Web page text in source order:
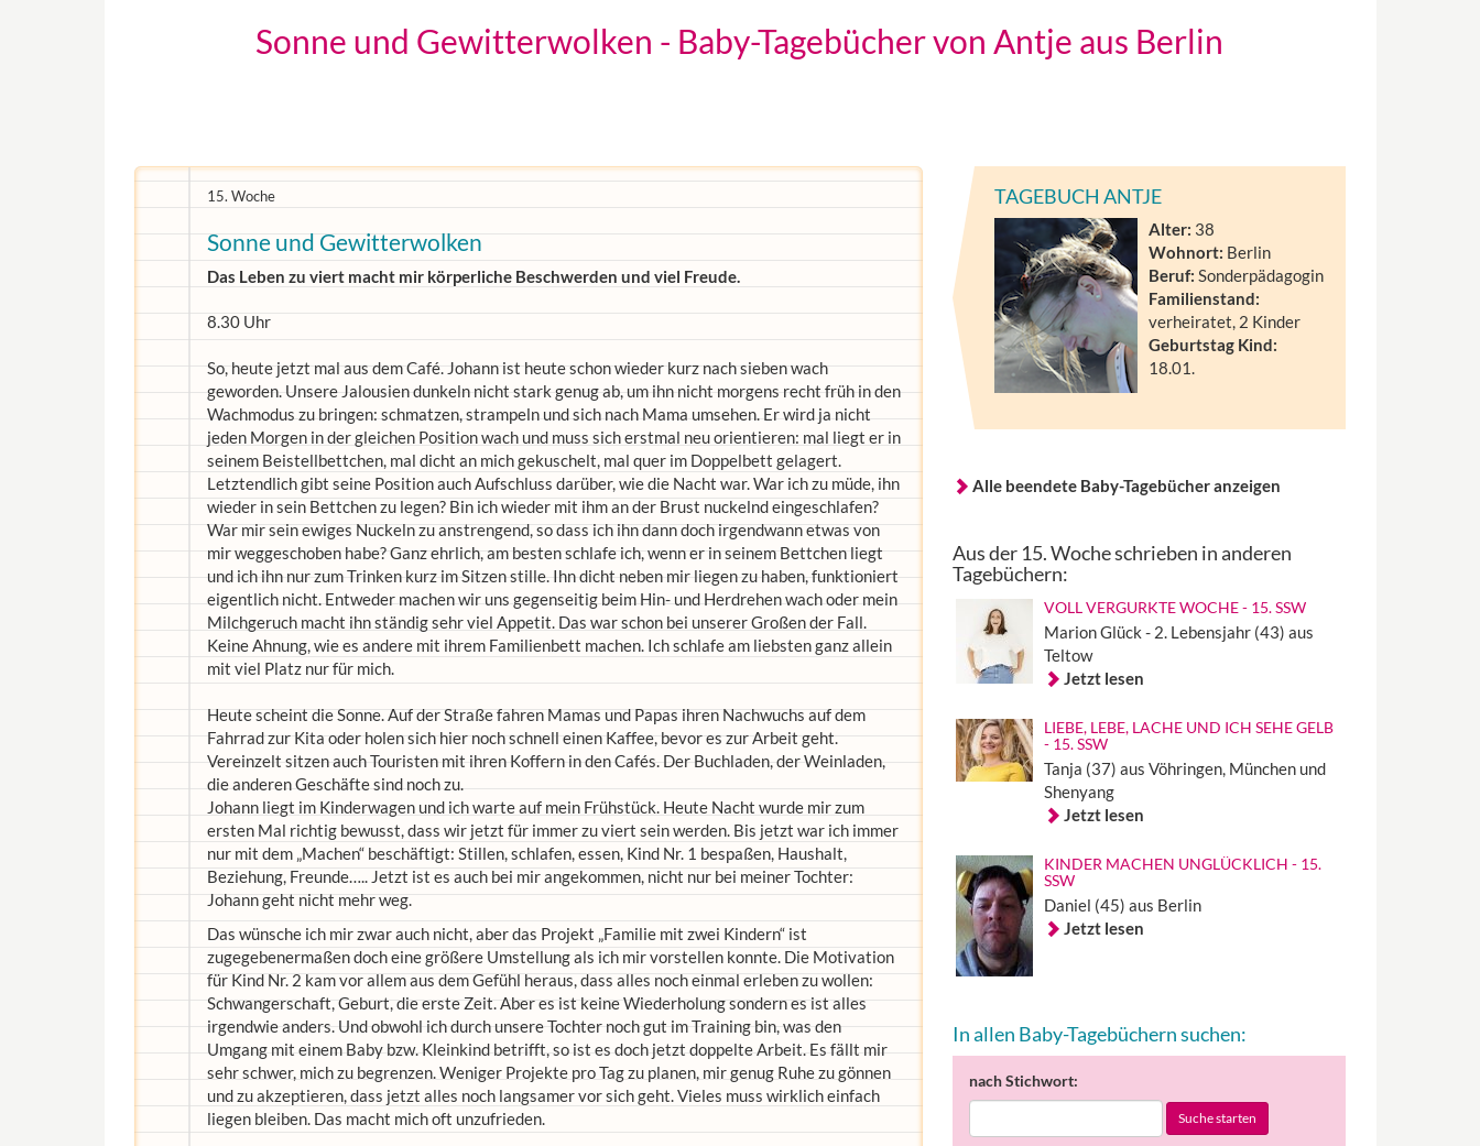
Sonne und Gewitterwolken - Baby-Tagebücher von Antje aus Berlin
15. Woche
Sonne und Gewitterwolken
Das Leben zu viert macht mir körperliche Beschwerden und viel Freude.
8.30 Uhr
So, heute jetzt mal aus dem Café. Johann ist heute schon wieder kurz nach sieben wach
geworden. Unsere Jalousien dunkeln nicht stark genug ab, um ihn nicht morgens recht früh in den
Wachmodus zu bringen: schmatzen, strampeln und sich nach Mama umsehen. Er wird ja nicht
jeden Morgen in der gleichen Position wach und muss sich erstmal neu orientieren: mal liegt er in
seinem Beistellbettchen, mal dicht an mich gekuschelt, mal quer im Doppelbett gelagert.
Letztendlich gibt seine Position auch Aufschluss darüber, wie die Nacht war. War ich zu müde, ihn
wieder in sein Bettchen zu legen? Bin ich wieder mit ihm an der Brust nuckelnd eingeschlafen?
War mir sein ewiges Nuckeln zu anstrengend, so dass ich ihn dann doch irgendwann etwas von
mir weggeschoben habe? Ganz ehrlich, am besten schlafe ich, wenn er in seinem Bettchen liegt
und ich ihn nur zum Trinken kurz im Sitzen stille. Ihn dicht neben mir liegen zu haben, funktioniert
eigentlich nicht. Entweder machen wir uns gegenseitig beim Hin- und Herdrehen wach oder mein
Milchgeruch macht ihn ständig sehr viel Appetit. Das war schon bei unserer Großen der Fall.
Keine Ahnung, wie es andere mit ihrem Familienbett machen. Ich schlafe am liebsten ganz allein
mit viel Platz nur für mich.
Heute scheint die Sonne. Auf der Straße fahren Mamas und Papas ihren Nachwuchs auf dem
Fahrrad zur Kita oder holen sich hier noch schnell einen Kaffee, bevor es zur Arbeit geht.
Vereinzelt sitzen auch Touristen mit ihren Koffern in den Cafés. Der Buchladen, der Weinladen,
die anderen Geschäfte sind noch zu.
Johann liegt im Kinderwagen und ich warte auf mein Frühstück. Heute Nacht wurde mir zum
ersten Mal richtig bewusst, dass wir jetzt für immer zu viert sein werden. Bis jetzt war ich immer
nur mit dem „Machen“ beschäftigt: Stillen, schlafen, essen, Kind Nr. 1 bespaßen, Haushalt,
Beziehung, Freunde….. Jetzt ist es auch bei mir angekommen, nicht nur bei meiner Tochter:
Johann geht nicht mehr weg.
Das wünsche ich mir zwar auch nicht, aber das Projekt „Familie mit zwei Kindern“ ist
zugegebenermaßen doch eine größere Umstellung als ich mir vorstellen konnte. Die Motivation
für Kind Nr. 2 kam vor allem aus dem Gefühl heraus, dass alles noch einmal erleben zu wollen:
Schwangerschaft, Geburt, die erste Zeit. Aber es ist keine Wiederholung sondern es ist alles
irgendwie anders. Und obwohl ich durch unsere Tochter noch gut im Training bin, was den
Umgang mit einem Baby bzw. Kleinkind betrifft, so ist es doch jetzt doppelte Arbeit. Es fällt mir
sehr schwer, mich zu begrenzen. Weniger Projekte pro Tag zu planen, mir genug Ruhe zu gönnen
und zu akzeptieren, dass jetzt alles noch langsamer vor sich geht. Vieles muss wirklich einfach
liegen bleiben. Das macht mich oft unzufrieden.
TAGEBUCH ANTJE
Alter: 38
Wohnort: Berlin
Beruf: Sonderpädagogin
Familienstand:
verheiratet, 2 Kinder
Geburtstag Kind:
18.01.
Alle beendete Baby-Tagebücher anzeigen
Aus der 15. Woche schrieben in anderen
Tagebüchern:
VOLL VERGURKTE WOCHE - 15. SSW
Marion Glück - 2. Lebensjahr (43) aus
Teltow
Jetzt lesen
LIEBE, LEBE, LACHE UND ICH SEHE GELB
- 15. SSW
Tanja (37) aus Vöhringen, München und
Shenyang
Jetzt lesen
KINDER MACHEN UNGLÜCKLICH - 15.
SSW
Daniel (45) aus Berlin
Jetzt lesen
In allen Baby-Tagebüchern suchen:
nach Stichwort:
Suche starten